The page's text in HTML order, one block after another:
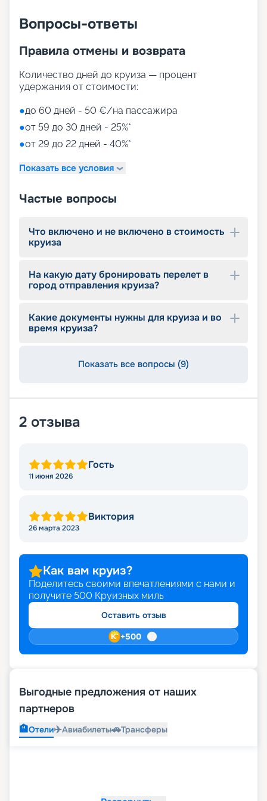
пассажиров высотой в 11 палуб;
корме;
накрытый светодиодным куполом;
• MSC Aurea Spa – огромный выбор Spa-
процедур на площади 1000 м2;
• игровые зоны от LEGO;
• детский клуб Chicco.
Путешествуйте с
«Круиз.онлайн»
Наша компания предлагает купить путевки на
круизы MSC World Europa не выходя из дома. На
информацию для выбора тура: расписание
круизов на 2026 - 2027 г., характеристики
Опытные специалисты с удовольствием
проконсультируют вас, помогут с оформлением
оказывать информационную поддержку на
протяжении круиза. Бронируйте путевки и
отправляйтесь в сказочное путешествие на
Вопросы-ответы
Правила отмены и возврата
Количество дней до круиза — процент
удержания от стоимости:
●до 60 дней - 50 €/на пассажира
●от 59 до 30 дней - 25%*
●от 29 до 22 дней - 40%*
Показать все условия
Частые вопросы
Что включено и не включено в стоимость
круиза
На какую дату бронировать перелет в
город отправления круиза?
Какие документы нужны для круиза и во
время круиза?
Показать все вопросы (9)
2 отзыва
Гость
11 июня 2026
Виктория
26 марта 2023
Как вам круиз?
Поделитесь своими впечатлениями с нами и
получите 500 Круизных миль
Оставить отзыв
+500
Выгодные предложения от наших
партнеров
🏨Отели✈️Авиабилеты🚗Трансферы